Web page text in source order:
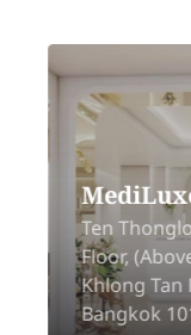
Ten
Floor,
Khlong Tan
Bangkok